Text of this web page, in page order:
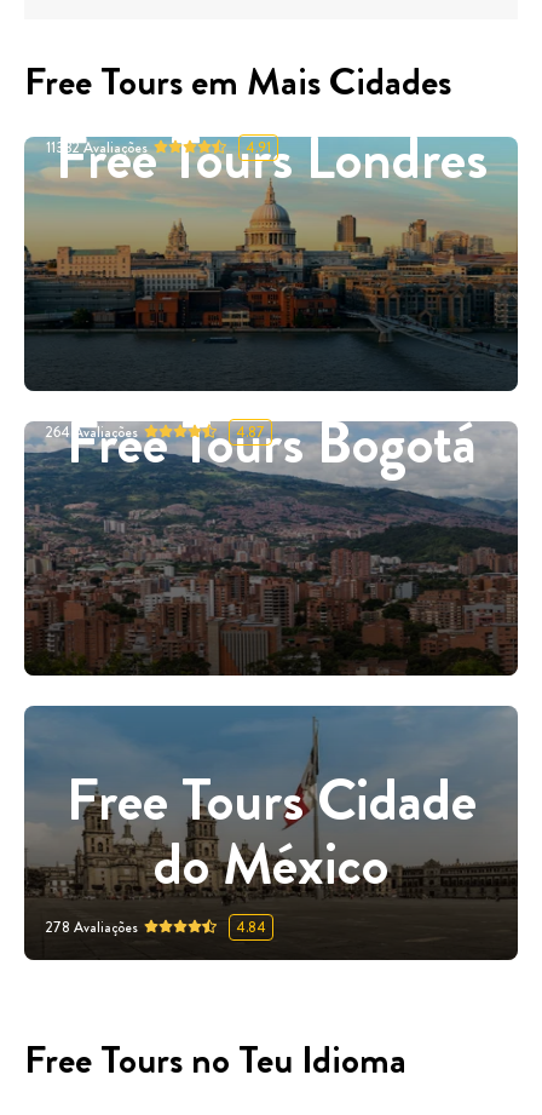
Free Tours em Mais Cidades
Free Tours Londres
11332Avaliações 4.91
Free Tours Bogotá
264 Avaliações 4.87
Free Tours Cidade
do México
278 Avaliações 4.84
Free Tours no Teu Idioma